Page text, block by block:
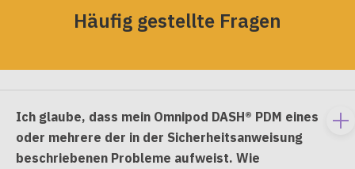
Häufig gestellte Fragen
Ich glaube, dass mein Omnipod DASH® PDM eines
oder mehrere der in der Sicherheitsanweisung
beschriebenen Probleme aufweist. Wie